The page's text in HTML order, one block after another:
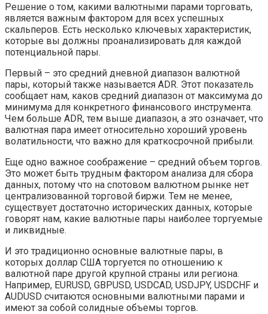
Решение о том, какими валютными парами торговать,
является важным фактором для всех успешных
скальперов. Есть несколько ключевых характеристик,
которые вы должны проанализировать для каждой
потенциальной пары.
Первый – это средний дневной диапазон валютной
пары, который также называется ADR. Этот показатель
сообщает нам, каков средний диапазон от максимума до
минимума для конкретного финансового инструмента.
Чем больше ADR, тем выше диапазон, а это означает, что
валютная пара имеет относительно хороший уровень
волатильности, что важно для краткосрочной прибыли.
Еще одно важное соображение – средний объем торгов.
Это может быть трудным фактором анализа для сбора
данных, потому что на спотовом валютном рынке нет
централизованной торговой биржи. Тем не менее,
существует достаточно исторических данных, которые
говорят нам, какие валютные пары наиболее торгуемые
и ликвидные.
И это традиционно основные валютные пары, в
которых доллар США торгуется по отношению к
валютной паре другой крупной страны или региона.
Например, EURUSD, GBPUSD, USDCAD, USDJPY, USDCHF и
AUDUSD считаются основными валютными парами и
имеют за собой солидные объемы торгов.